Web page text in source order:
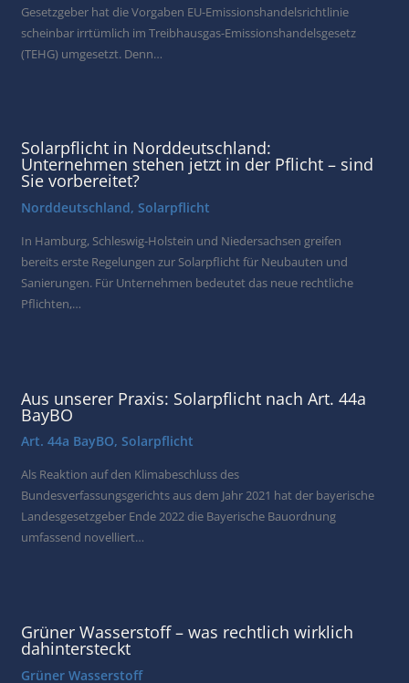
Gesetzgeber hat die Vorgaben EU-Emissionshandelsrichtlinie
scheinbar irrtümlich im Treibhausgas-Emissionshandelsgesetz
(TEHG) umgesetzt. Denn…
Solarpflicht in Norddeutschland:
Unternehmen stehen jetzt in der Pflicht – sind
Sie vorbereitet?
Norddeutschland,Solarpflicht
In Hamburg, Schleswig-Holstein und Niedersachsen greifen
bereits erste Regelungen zur Solarpflicht für Neubauten und
Sanierungen. Für Unternehmen bedeutet das neue rechtliche
Pflichten,…
Aus unserer Praxis: Solarpflicht nach Art. 44a
BayBO
Art. 44a BayBO,Solarpflicht
Als Reaktion auf den Klimabeschluss des
Bundesverfassungsgerichts aus dem Jahr 2021 hat der bayerische
Landesgesetzgeber Ende 2022 die Bayerische Bauordnung
umfassend novelliert…
Grüner Wasserstoff – was rechtlich wirklich
dahintersteckt
Grüner Wasserstoff